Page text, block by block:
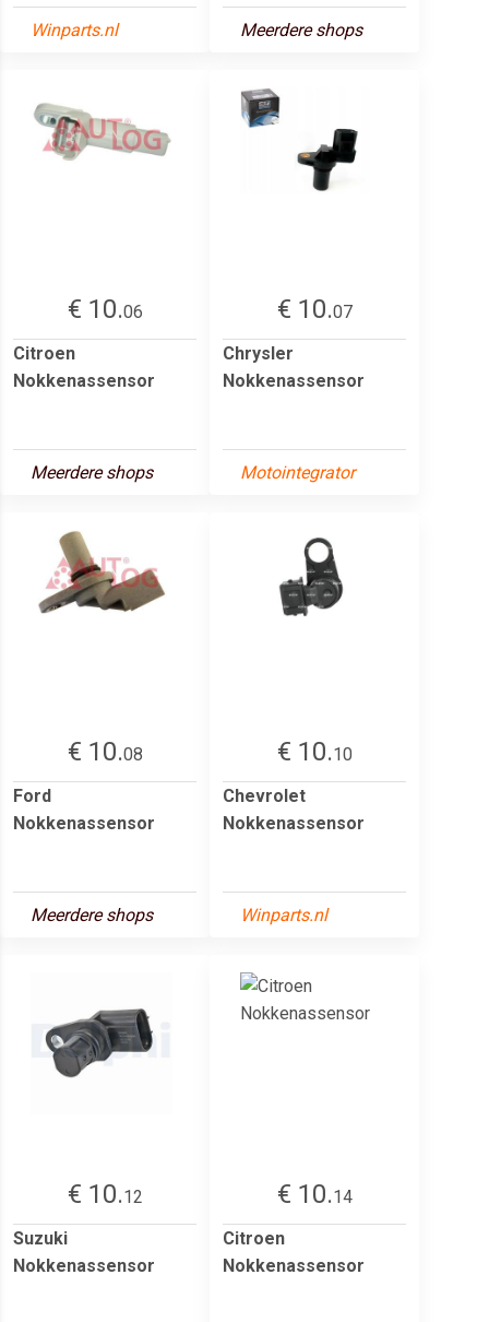
Winparts.nl Meerdere shops
€ 10.06
Citroen
Nokkenassensor
Meerdere shops
€ 10.07
Chrysler
Nokkenassensor
Motointegrator
€ 10.08
Ford
Nokkenassensor
Meerdere shops
€ 10.10
Chevrolet
Nokkenassensor
Winparts.nl
€ 10.12
Suzuki
Nokkenassensor
€ 10.14
Citroen
Nokkenassensor